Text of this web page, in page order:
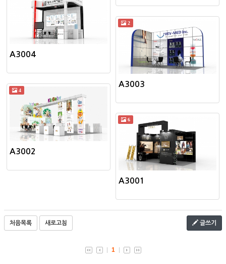
A3004
2
A3003
4
A3002
6
A3001
처음목록 새로고침 글쓰기
1